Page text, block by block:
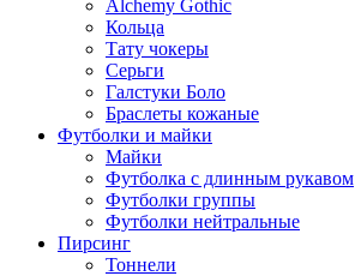
Alchemy Gothic
Кольца
Тату чокеры
Серьги
Галстуки Боло
Браслеты кожаные
Футболки и майки
Майки
Футболка с длинным рукавом
Футболки группы
Футболки нейтральные
Пирсинг
Тоннели